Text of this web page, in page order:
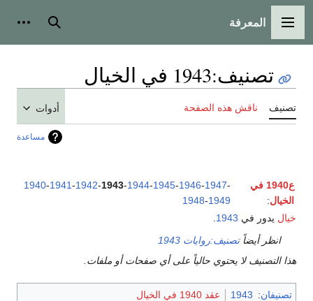
القائمة الرئيسية
المعرفة بحث
تصنيف:1943 في الخيال
تصنيف ناقش هذه الصفحة أدوات
مساعدة
ع1940 في
الخيال:
1940-1941-1942-1943-1944-1945-1946-1947-
1948-1949
خيال يدور في 1943
انظر أيضاًتصنيف:روايات 1943
هذا التصنيف لا يحتوي حالياً على أي صفحات أو ملفات.
تصنيفان:
1943 عقد 1940 في الخيال